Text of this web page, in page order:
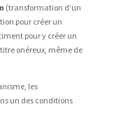
(transformation d’un
pour créer un
pour y créer un
onéreux, même de
les
un des conditions